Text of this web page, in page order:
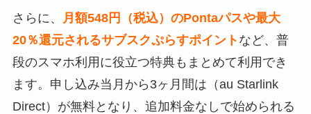
さらに、
月額548円（税込）のPontaパスや最大
20％還元されるサブスクぷらすポイント など、普
段のスマホ利用に役立つ特典もまとめて利用でき
ます。申し込み当月から3ヶ月間は（au Starlink
Direct）が無料となり、追加料金なしで始められる